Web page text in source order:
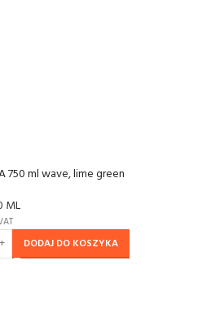
750 ml wave, lime green
ML
DODAJ DO KOSZYKA